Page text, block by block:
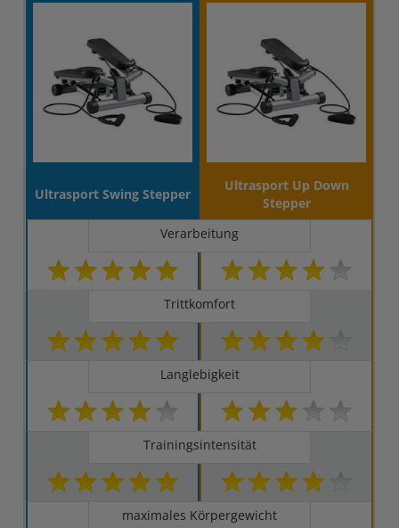
Ultrasport Swing Stepper
Ultrasport Up Down
Stepper
Verarbeitung
Trittkomfort
Langlebigkeit
Trainingsintensität
maximales Körpergewicht